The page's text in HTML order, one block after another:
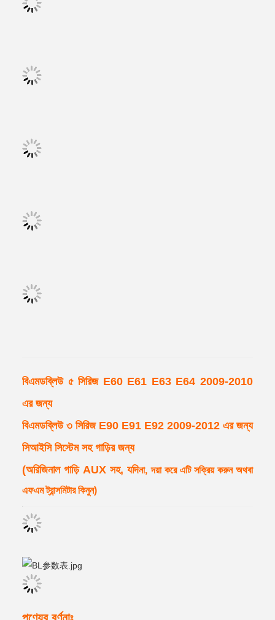
বিএমডব্লিউ ৫ সিরিজ E60 E61 E63 E64 2009-2010
এর জন্য
বিএমডব্লিউ ৩ সিরিজ E90 E91 E92 2009-2012 এর জন্য
সিআইসি সিস্টেম সহ গাড়ির জন্য
(অরিজিনাল গাড়ি AUX সহ, যদিনা, দয়া করে এটি সক্রিয় করুন অথবা
এফএম ট্রান্সমিটার কিনুন)